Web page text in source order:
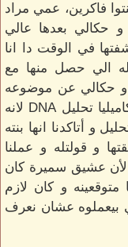
فاكرين، عمي مراد
حكالي بعدها عالي
في الوقت دا انا
الي حصل منها مع
و حكالي عن موضوعه
مع طنط زهرة و طلب مني أننا نعمل لكاميليا تحليل DNA لانه
و أتاكدنا انها بنته
و قولتله و عملنا
لأن عشيق سميرة كان
و كان لازم
بيعملوه عشان نعرف